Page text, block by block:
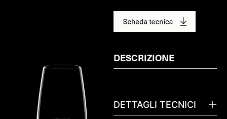
DESCRIZIONE
DETTAGLI TECNICI